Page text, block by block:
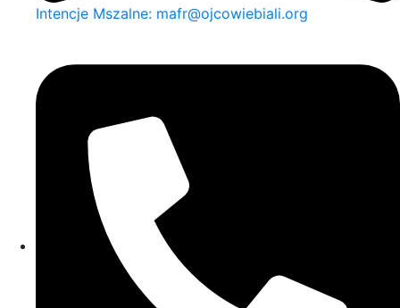
Intencje Mszalne: mafr@ojcowiebiali.org